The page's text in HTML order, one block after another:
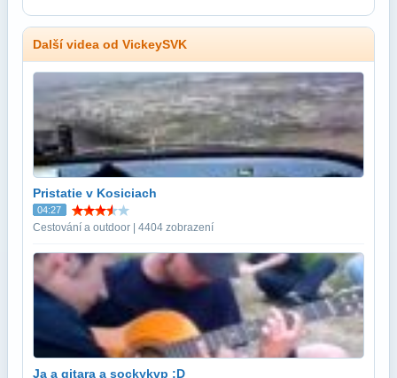
Další videa od VickeySVK
Pristatie v Kosiciach
04:27
Cestování a outdoor | 4404 zobrazení
Ja a gitara a sockykvp :D